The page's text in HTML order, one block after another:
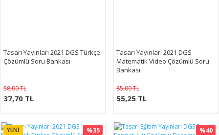
Tasarı Yayınları 2021 DGS Türkçe
Çözümlü Soru Bankası
58,00 TL
37,70 TL
Tasarı Yayınları 2021 DGS
Matematik Video Çözümlü Soru
Bankası
85,00 TL
55,25 TL
%35
YENİ %40